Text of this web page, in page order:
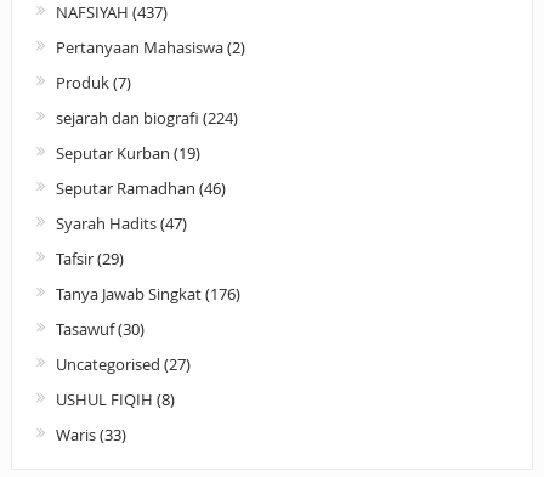
NAFSIYAH (437)
Pertanyaan Mahasiswa(2)
Produk(7)
sejarah dan biografi (224)
Seputar Kurban (19)
Seputar Ramadhan (46)
Syarah Hadits(47)
Tafsir(29)
Tanya Jawab Singkat(176)
Tasawuf(30)
Uncategorised (27)
USHUL FIQIH (8)
Waris(33)